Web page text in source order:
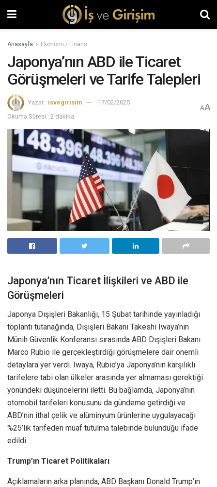
Anasayfa Ekonomi / Finans
Japonya’nın ABD ile Ticaret
Görüşmeleri ve Tarife Talepleri
Yazar : isvegirisim
17/02/2025
Okuma Süresi : 2 dakika
AA
Japonya’nın Ticaret İlişkileri ve ABD ile
Görüşmeleri
Japonya Dışişleri Bakanlığı, 15 Şubat tarihinde yayınladığı
toplantı tutanağında, Dışişleri Bakanı Takeshi Iwaya’nın
Münih Güvenlik Konferansı sırasında ABD Dışişleri Bakanı
Marco Rubio ile gerçekleştirdiği görüşmelere dair önemli
detaylara yer verdi. Iwaya, Rubio’ya Japonya’nın karşılıklı
tarifelere tabi olan ülkeler arasında yer almaması gerektiği
yönündeki düşüncelerini iletti. Bu bağlamda, Japonya’nın
otomobil tarifeleri konusunu da gündeme getirdiği ve
ABD’nin ithal çelik ve alüminyum ürünlerine uygulayacağı
%25’lik tarifeden muaf tutulma talebinde bulunduğu ifade
edildi.
Trump’ın Ticaret Politikaları
Açıklamaların arka planında, ABD Başkanı Donald Trump’ın